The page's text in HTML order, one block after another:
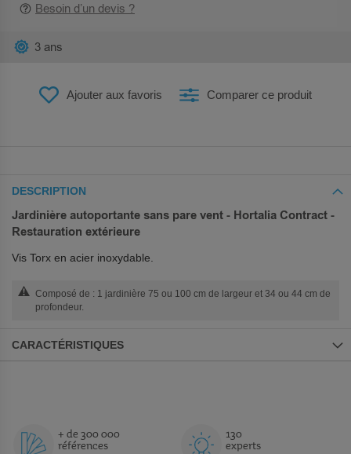
Besoin d’un devis ?
Ajouter aux favoris Comparer ce produit
3 ans
DESCRIPTION
Jardinière autoportante sans pare vent - Hortalia Contract -
Restauration extérieure
Vis Torx en acier inoxydable.
Composé de : 1 jardinière 75 ou 100 cm de largeur et 34 ou 44 cm de
profondeur.
CARACTÉRISTIQUES
+ de 300 000
références
130
experts